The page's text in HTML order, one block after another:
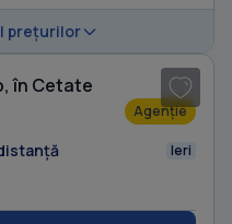
prețurilor
în Cetate
Agenție
Ieri